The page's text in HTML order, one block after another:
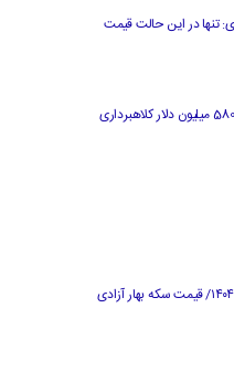
تنها در این حالت قیمت
مقامات تایلندی ملی پرتغالی را با 580 میلیون دلار کلاهبرداری
قیمت جدید طلا و سکه ۱۲ مهرماه ۱۴۰۴/ قیمت سکه بهار آزادی